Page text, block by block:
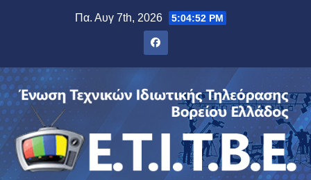
Πα. Αυγ 7th, 2026 5:04:54 PM